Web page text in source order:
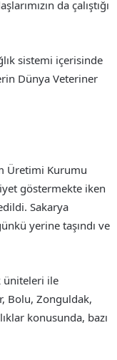
da çalıştığı
sistemi içerisinde
Dünya Veteriner
Üretimi Kurumu
göstermekte iken
Sakarya
yerine taşındı ve
üniteleri ile
Bolu, Zonguldak,
konusunda, bazı